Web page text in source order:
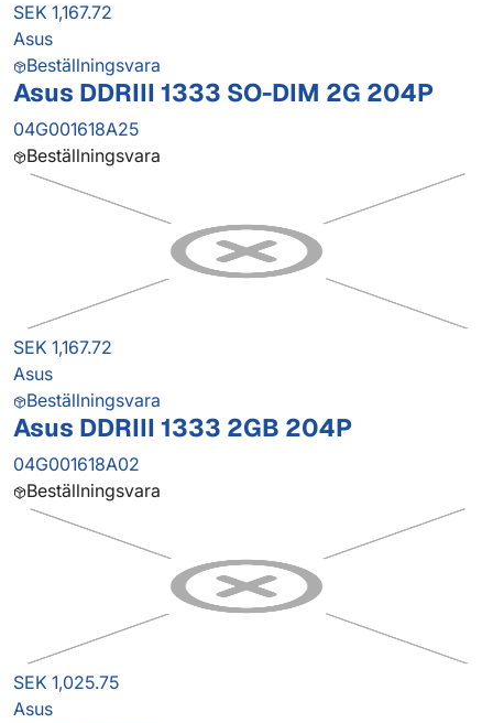
SEK 1,167.72
Asus
Beställningsvara
Asus DDRIII 1333 SO-DIM 2G 204P
04G001618A25
Beställningsvara
SEK 1,167.72
Asus
Beställningsvara
Asus DDRIII 1333 2GB 204P
04G001618A02
Beställningsvara
SEK 1,025.75
Asus